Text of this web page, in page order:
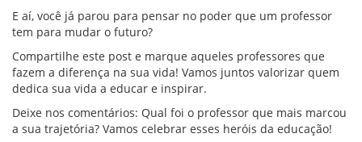
E aí, você já parou para pensar no poder que um professor
tem para mudar o futuro?
Compartilhe este post e marque aqueles professores que
fazem a diferença na sua vida! Vamos juntos valorizar quem
dedica sua vida a educar e inspirar.
Deixe nos comentários: Qual foi o professor que mais marcou
a sua trajetória? Vamos celebrar esses heróis da educação!